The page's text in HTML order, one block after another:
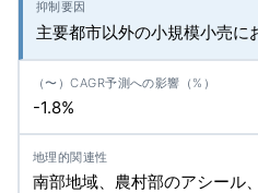
主要都市以外の小規模小売に
-1.8%
南部地域、農村部のアシール